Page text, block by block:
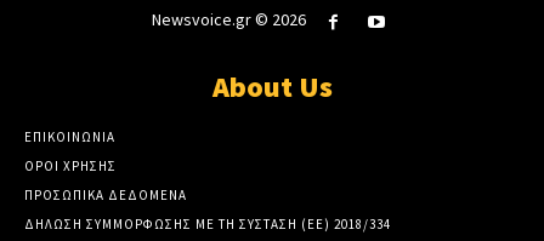
Newsvoice.gr © 2026
About Us
ΕΠΙΚΟΙΝΩΝΙΑ
ΟΡΟΙ ΧΡΗΣΗΣ
ΠΡΟΣΩΠΙΚΑ ΔΕΔΟΜΕΝΑ
ΔΗΛΩΣΗ ΣΥΜΜΟΡΦΩΣΗΣ ΜΕ ΤΗ ΣΥΣΤΑΣΗ (ΕΕ) 2018/334